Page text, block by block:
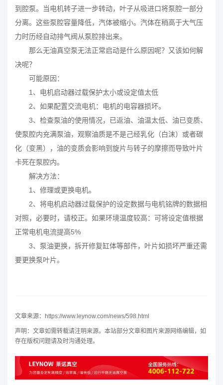
到腔泵。当电机转子进一步转动，叶子从吸进口将泵腔一部分
分离。这些泵腔容量降低，汽体被缩小。汽体在稍高于大气压
力时历经自动排气阀从泵腔排出来。
那么无油真空泵无法正常启动是什么原因呢？又该如何解
决呢？
可能原因：
1、电机启动器过载保护太小或设定值太低
2、如果配置交流电机：电机的电容器损坏。
3、检查泵油的使用情况，已返油、油温太低、油已变质、
使泵腔内充满泵油，观察油质是不是己经乳化（白沫）或者碳
化（变黑），油的变质会影响到旋片与转子的摩擦而导致叶片
卡死在泵腔内。
解决方法：
1、修理或更换电机。
2、将电机启动器过载保护的设定数据与电机铭牌的数据相
对照，必要时，请校正。如果环境温度较高：可将设定值根据
正常电机电流提高5%
3、泵油更换，拆开修复缸体等部件，叶片如损坏严重还需
要更换泵叶片。
文章来源：https://www.leynow.com/news/598.html
声明：文章如需转载请注明来源。本站部分文章和图片来源网络编辑，如
存在版权问题请及时沟通处理。